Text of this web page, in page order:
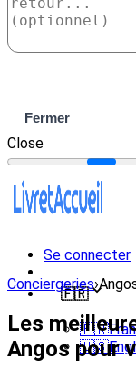
Fermer
Close
Se connecter
🇫🇷
🇫🇷
🇺🇸
Conciergeries›
Les
Angos pour